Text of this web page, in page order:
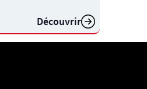
Découvrir